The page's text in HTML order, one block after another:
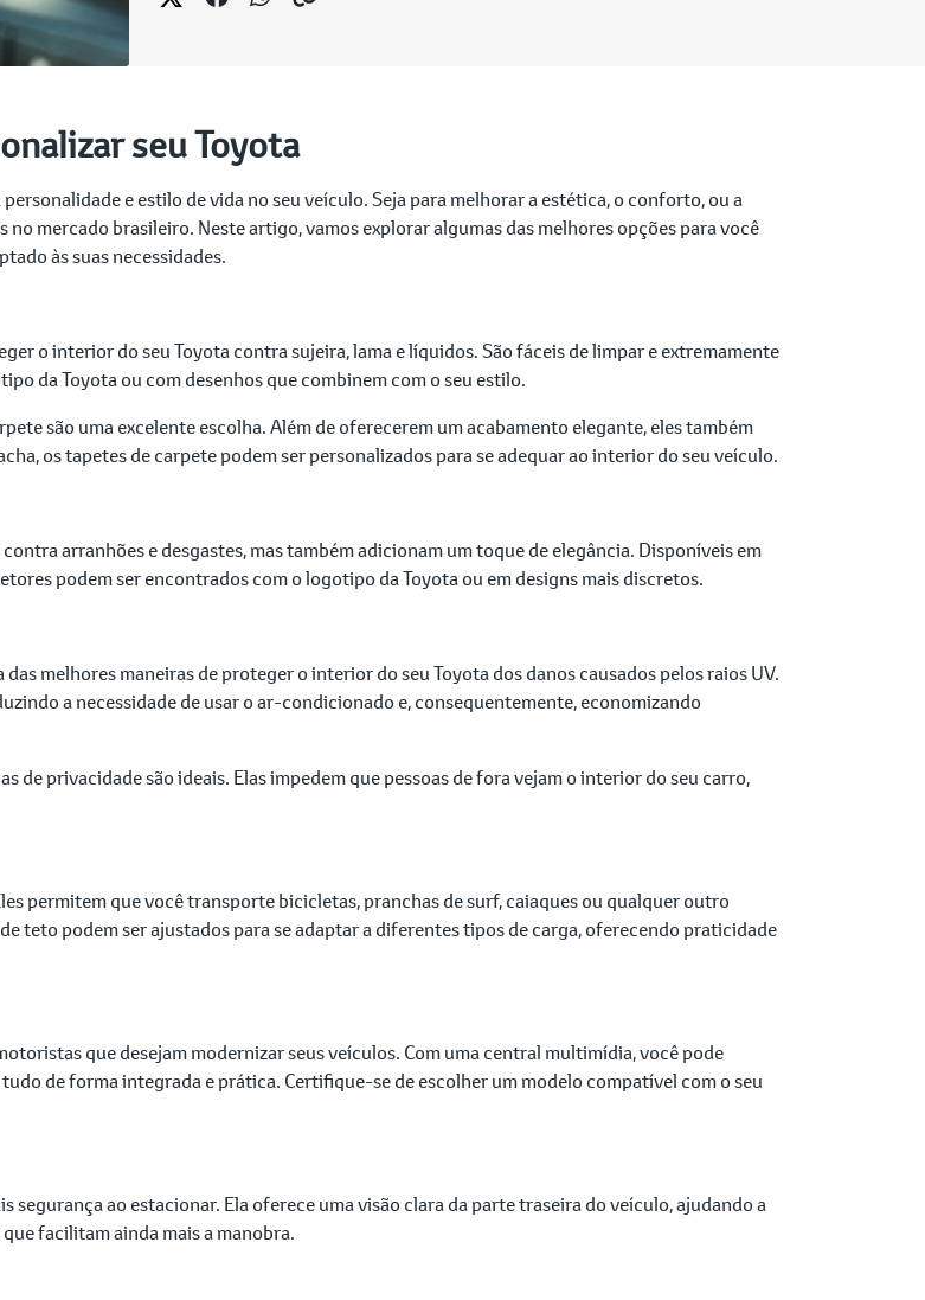
seu Toyota
e estilo de vida no seu veículo. Seja para melhorar a estética, o conforto, ou a
mercado brasileiro. Neste artigo, vamos explorar algumas das melhores opções para você
às suas necessidades.
o interior do seu Toyota contra sujeira, lama e líquidos. São fáceis de limpar e extremamente
da Toyota ou com desenhos que combinem com o seu estilo.
são uma excelente escolha. Além de oferecerem um acabamento elegante, eles também
os tapetes de carpete podem ser personalizados para se adequar ao interior do seu veículo.
arranhões e desgastes, mas também adicionam um toque de elegância. Disponíveis em
podem ser encontrados com o logotipo da Toyota ou em designs mais discretos.
melhores maneiras de proteger o interior do seu Toyota dos danos causados pelos raios UV.
a necessidade de usar o ar-condicionado e, consequentemente, economizando
de privacidade são ideais. Elas impedem que pessoas de fora vejam o interior do seu carro,
permitem que você transporte bicicletas, pranchas de surf, caiaques ou qualquer outro
teto podem ser ajustados para se adaptar a diferentes tipos de carga, oferecendo praticidade
que desejam modernizar seus veículos. Com uma central multimídia, você pode
de forma integrada e prática. Certifique-se de escolher um modelo compatível com o seu
segurança ao estacionar. Ela oferece uma visão clara da parte traseira do veículo, ajudando a
facilitam ainda mais a manobra.